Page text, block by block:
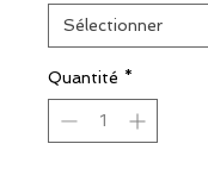
Sélectionner
Quantité *